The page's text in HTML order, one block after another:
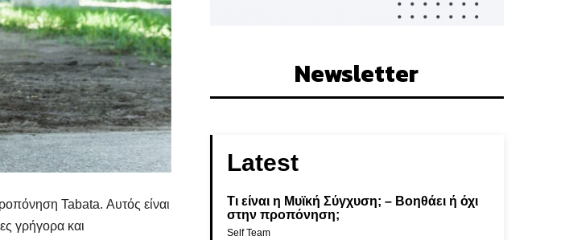
Tabata. Αυτός είναι
γρήγορα και
Newsletter
Latest
Τι είναι η Μυϊκή Σύγχυση; – Βοηθάει ή όχι
στην προπόνηση;
Self Team